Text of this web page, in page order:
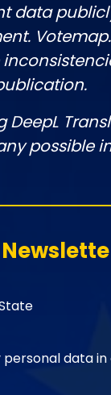
data
DeepL
possible
data